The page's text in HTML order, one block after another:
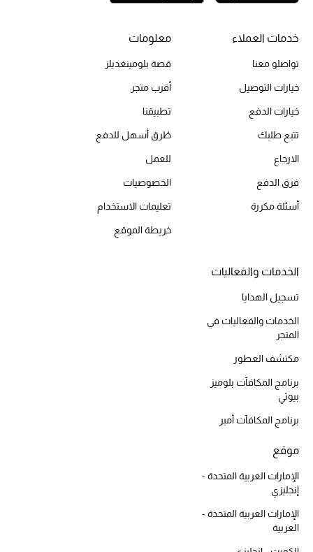
الجمال
جميع مستحضرات الجمال
الجديد في عالم الجمال
العطور
مستحضرات العناية
العناية بالشعر
الصحة والعافية
الجمال في بلوميز
هدايا
دليل مستلزمات الجمال
خدمات العملاء
تواصلو معنا
خيارات التوصيل
خيارات الدفع
تتبع طلبك
الارجاع
فرق الدفع
أسئلة مكررة
معلومات
قصة بلومينغديلز
أقرب متجر
تطبيقنا
طُرق أسهل للدفع
للعمل
الخصوصيات
تعليمات الاستخدام
خريطة الموقع
الخدمات والفعاليات
تسجيل الهدايا
الخدمات والفعاليات في
المتجر
مكتشف العطور
برنامج المكافآت بلوميز
بيوتي
برنامج المكافآت أمبر
موقع
الإمارات العربية المتحدة -
إنجليزي
الإمارات العربية المتحدة -
العربية